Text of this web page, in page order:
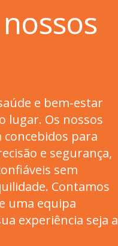
e bem-estar
lugar. Os nossos
para
e segurança,
sem
Contamos
uma equipa
experiência seja a